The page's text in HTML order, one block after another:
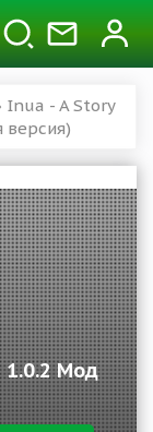
Inua - A Story
версия)
1.0.2 Мод